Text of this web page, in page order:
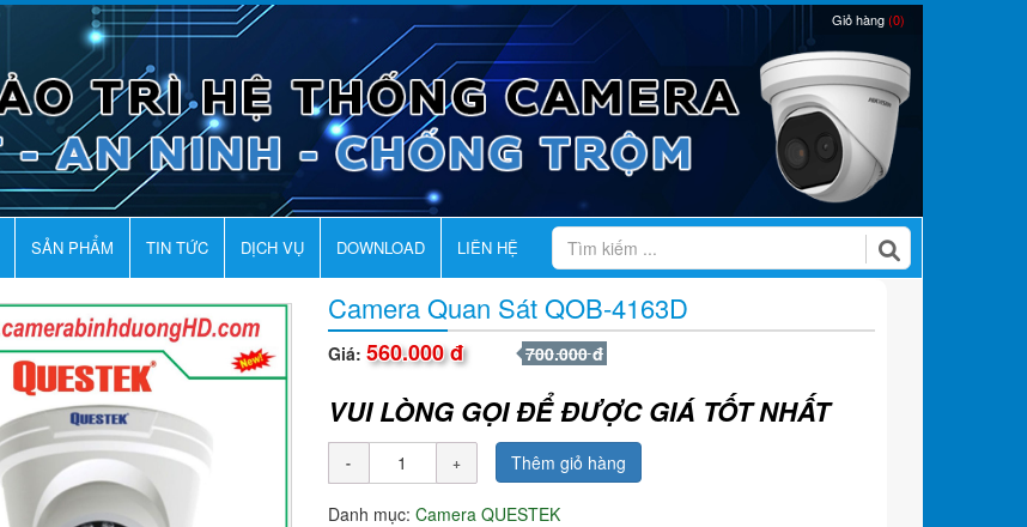
Giỏ hàng(0)
SẢN PHẨM TIN TỨC DỊCH VỤ DOWNLOAD LIÊN HỆ
Camera Quan Sát QOB-4163D
Giá: 560.000 đ 700.000 đ
VUI LÒNG GỌI ĐỂ ĐƯỢC GIÁ TỐT NHẤT
Thêm giỏ hàng
Danh mục: Camera QUESTEK